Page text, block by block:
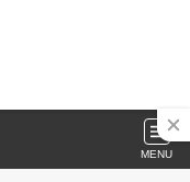
MENU